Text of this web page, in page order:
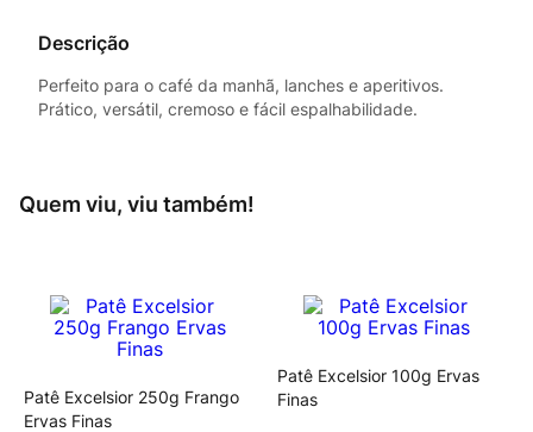
Descrição
Perfeito para o café da manhã, lanches e aperitivos.
Prático, versátil, cremoso e fácil espalhabilidade.
Quem viu, viu também!
Patê Excelsior 250g Frango
Ervas Finas
Patê Excelsior 100g Ervas
Finas